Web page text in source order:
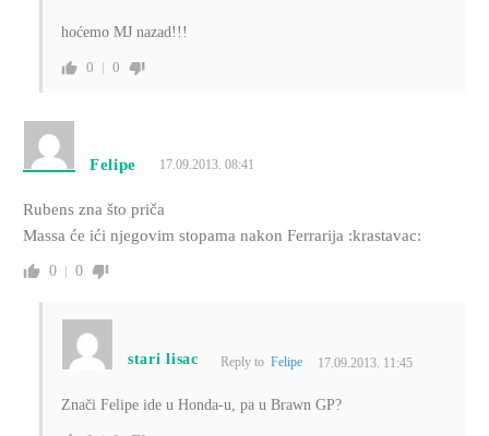
hoćemo MJ nazad!!!
0 0
Felipe 17.09.2013. 08:41
Rubens zna što priča
Massa će ići njegovim stopama nakon Ferrarija :krastavac:
0 0
stari lisac Reply to Felipe 17.09.2013. 11:45
Znači Felipe ide u Honda-u, pa u Brawn GP?